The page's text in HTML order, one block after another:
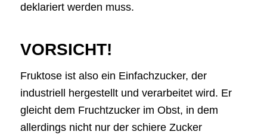
deklariert werden muss.
VORSICHT!
Fruktose ist also ein Einfachzucker, der
industriell hergestellt und verarbeitet wird. Er
gleicht dem Fruchtzucker im Obst, in dem
allerdings nicht nur der schiere Zucker